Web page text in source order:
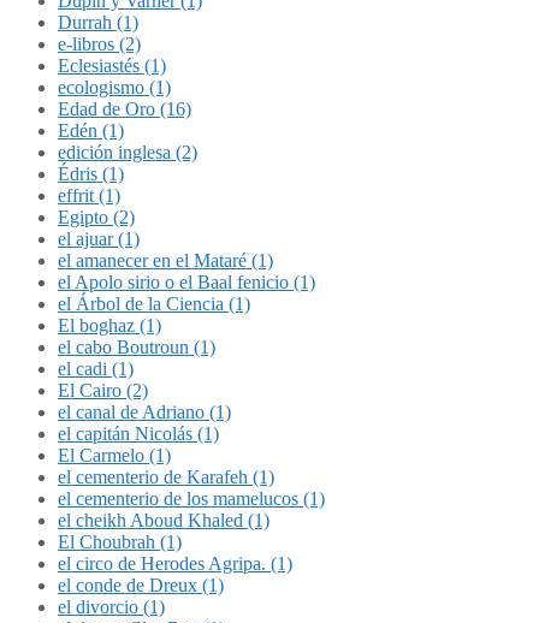
Durrah (1)
e-libros (2)
Eclesiastés (1)
ecologismo (1)
Edad de Oro (16)
Edén (1)
edición inglesa (2)
Édris (1)
effrit (1)
Egipto (2)
el ajuar (1)
el amanecer en el Mataré (1)
el Apolo sirio o el Baal fenicio (1)
el Árbol de la Ciencia (1)
El boghaz (1)
el cabo Boutroun (1)
el cadi (1)
El Cairo (2)
el canal de Adriano (1)
el capitán Nicolás (1)
El Carmelo (1)
el cementerio de Karafeh (1)
el cementerio de los mamelucos (1)
el cheikh Aboud Khaled (1)
El Choubrah (1)
el circo de Herodes Agripa. (1)
el conde de Dreux (1)
el divorcio (1)